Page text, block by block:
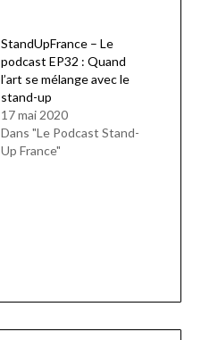
StandUpFrance – Le
podcast EP32 : Quand
l’art se mélange avec le
stand-up
17 mai 2020
Dans "Le Podcast Stand-
Up France"